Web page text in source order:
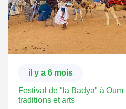
il y a 6 mois
Festival de "la Badya" à Oum
traditions et arts